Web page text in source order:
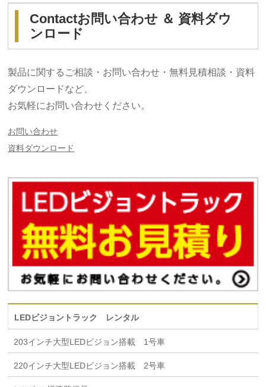
Contactお問い合わせ ＆ 資料ダウ
ンロード
製品に関するご相談・お問い合わせ・無料見積相談・資料
ダウンロードなど、
お気軽にお問い合わせください。
お問い合わせ
資料ダウンロード
LEDビジョントラック レンタル
203インチ大型LEDビジョン搭載 1号車
220インチ大型LEDビジョン搭載 2号車